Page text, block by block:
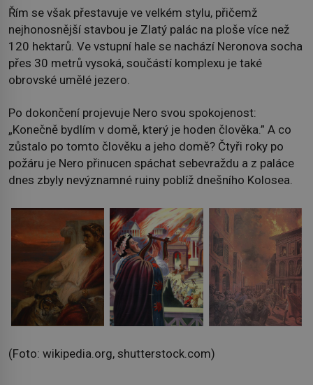
Řím se však přestavuje ve velkém stylu, přičemž
nejhonosnější stavbou je Zlatý palác na ploše více než
120 hektarů. Ve vstupní hale se nachází Neronova socha
přes 30 metrů vysoká, součástí komplexu je také
obrovské umělé jezero.
Po dokončení projevuje Nero svou spokojenost:
„Konečně bydlím v domě, který je hoden člověka.” A co
zůstalo po tomto člověku a jeho domě? Čtyři roky po
požáru je Nero přinucen spáchat sebevraždu a z paláce
dnes zbyly nevýznamné ruiny poblíž dnešního Kolosea.
(Foto: wikipedia.org, shutterstock.com)